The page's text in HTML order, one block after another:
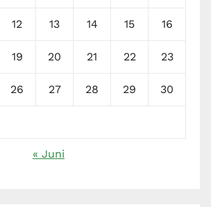
12 13 14 15 16
19 20 21 22 23
26 27 28 29 30
« Juni